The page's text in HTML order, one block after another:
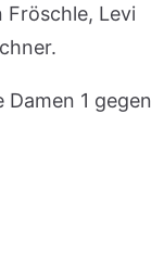
Levi
1 gegen